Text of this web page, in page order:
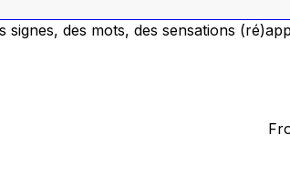
signes, des mots, des sensations